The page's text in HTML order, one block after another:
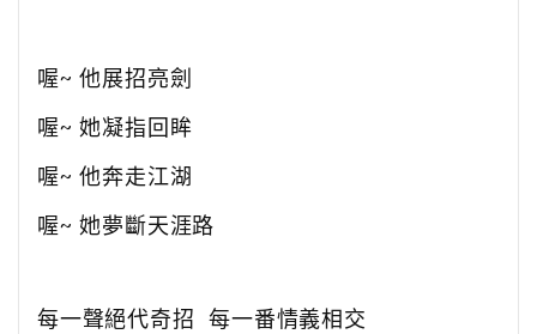
喔~ 他展招亮劍
喔~ 她凝指回眸
喔~ 他奔走江湖
喔~ 她夢斷天涯路
每一聲絕代奇招 每一番情義相交